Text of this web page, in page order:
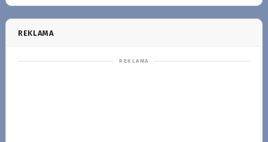
REKLAMA